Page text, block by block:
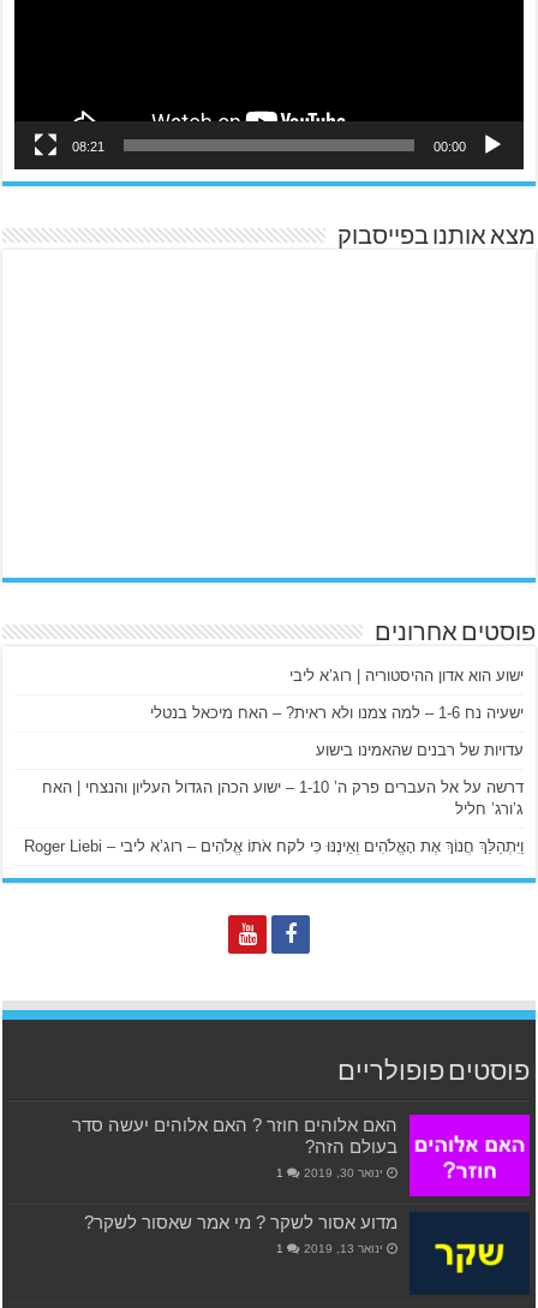
00:00
08:21
מצא אותנו בפייסבוק
פוסטים אחרונים
ישוע הוא אדון ההיסטוריה | רוג’א ליבי
ישעיה נח 1-6 – למה צמנו ולא ראית? – האח מיכאל בנטלי
עדויות של רבנים שהאמינו בישוע
דרשה על אל העברים פרק ה’ 1-10 – ישוע הכהן הגדול העליון והנצחי | האח
ג’ורג’ חליל
וַיִּתְהַלֵּךְ חֲנוֹךְ אֶת הָאֱלֹהִים וְאֵינֶנּוּ כִּי לקח אֹתוֹ אֱלֹהִים – רוג’א ליבי – Roger Liebi
פוסטים פופולריים
האם אלוהים חוזר ? האם אלוהים יעשה סדר
בעולם הזה?
ינואר 30, 2019 1
מדוע אסור לשקר ? מי אמר שאסור לשקר?
ינואר 13, 2019 1